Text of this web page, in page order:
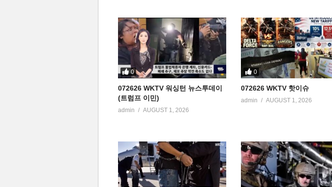
0
072626 WKTV 워싱턴 뉴스투데이
(트럼프 이민)
admin AUGUST 1, 2026
0
072626 WKTV 핫이슈
admin AUGUST 1, 2026